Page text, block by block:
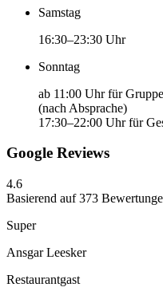
Samstag
16:30–23:30 Uhr
Sonntag
ab 11:00 Uhr für
(nach Absprache)
17:30–22:00 Uhr für
Google Reviews
4.6
Basierend auf 373
Super
Ansgar Leesker
Restaurantgast